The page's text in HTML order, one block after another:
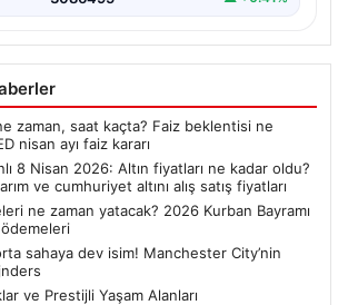
zaman, saat kaçta? Faiz beklentisi ne
nisan ayı faiz kararı
8 Nisan 2026: Altın fiyatları ne kadar oldu?
ve cumhuriyet altını alış satış fiyatları
ne zaman yatacak? 2026 Kurban Bayramı
sahaya dev isim! Manchester City’nin
ve Prestijli Yaşam Alanları